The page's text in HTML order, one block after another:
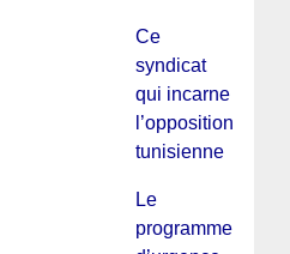
Ce
syndicat
qui incarne
l’opposition
tunisienne
Le
programme